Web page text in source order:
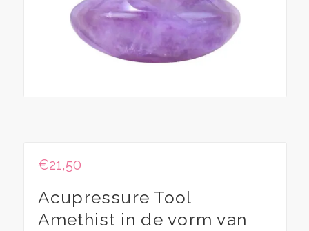
€21,50
Acupressure Tool
Amethist in de vorm van